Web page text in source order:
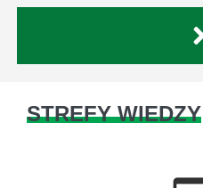
STREFY WIEDZY